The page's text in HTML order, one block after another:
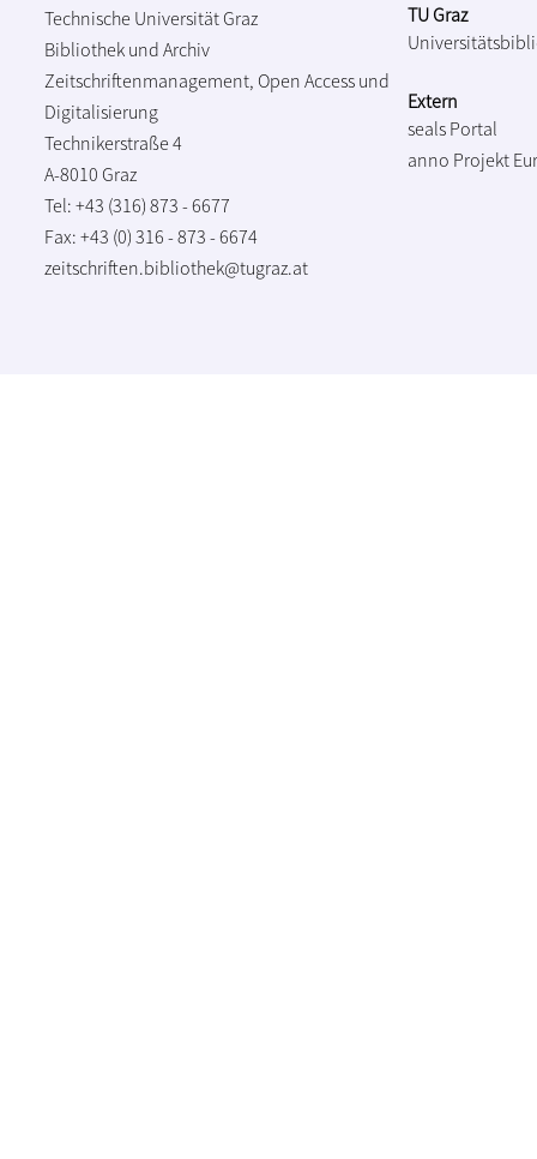
Technische Universität Graz
Bibliothek und Archiv
Zeitschriftenmanagement, Open Access und
Digitalisierung
Technikerstraße 4
A-8010 Graz
Tel: +43 (316) 873 - 6677
Fax: +43 (0) 316 - 873 - 6674
zeitschriften.bibliothek@tugraz.at
TU Graz
Extern
seals Portal
anno Projekt